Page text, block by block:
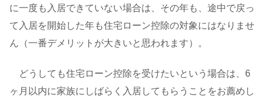
に一度も入居できていない場合は、その年も、途中で戻っ
て入居を開始した年も住宅ローン控除の対象にはなりませ
ん（一番デメリットが大きいと思われます）。
どうしても住宅ローン控除を受けたいという場合は、6
ヶ月以内に家族にしばらく入居してもらうことをお薦めし